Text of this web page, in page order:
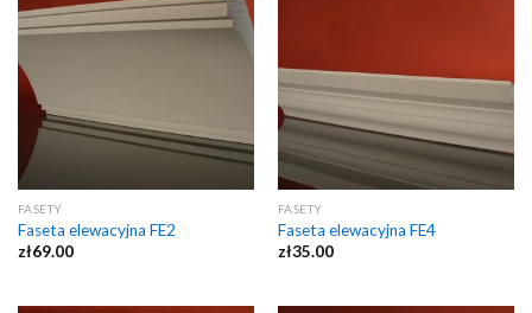
FASETY
Faseta elewacyjna FE2
zł69.00
FASETY
Faseta elewacyjna FE4
zł35.00